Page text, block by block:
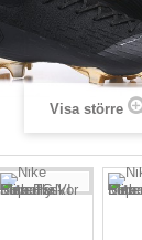
Visa större